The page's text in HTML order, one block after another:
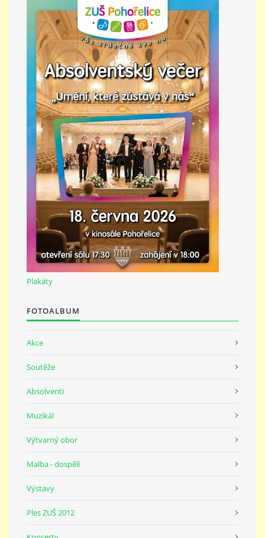
PŘÍMĚSTSKÝ TÁBOR
MISS VÝTVARNÝ MODEL
ZAMĚSTNÁNÍ
DOTACE
GDPR
ZUŠ Pohořelice
Školní 462
Pohořelice
691 23
© 2026 eStránky.cz
Plakáty
FOTOALBUM
Akce
Soutěže
Absolventi
Muzikál
Výtvarný obor
Malba - dospělí
Výstavy
Ples ZUŠ 2012